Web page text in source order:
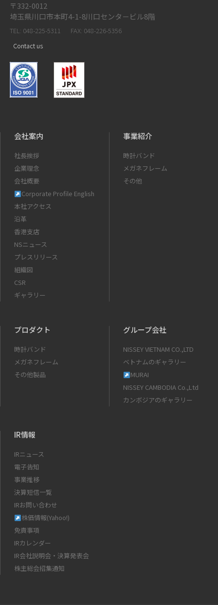
〒332-0012
埼玉県川口市本町4-1-8川口センタ－ビル8階
TEL: 048-225-5311
FAX: 048-226-5356
Contact us
会社案内
社長挨拶
企業理念
会社概要
Corporate Profile English
本社アクセス
沿革
香港支店
NSニュース
プレスリリース
組織図
CSR
ギャラリー
事業紹介
時計バンド
メガネフレーム
その他
プロダクト
時計バンド
メガネフレーム
その他製品
グループ会社
NISSEY VIETNAM CO.,LTD
ベトナムのギャラリー
MURAI
NISSEY CAMBODIA Co.,Ltd
カンボジアのギャラリー
IR情報
IRニュース
電子告知
事業推移
決算短信一覧
IRお問い合わせ
株価情報(Yahoo!)
免責事項
IRカレンダー
IR会社説明会・決算発表会
株主総会招集通知